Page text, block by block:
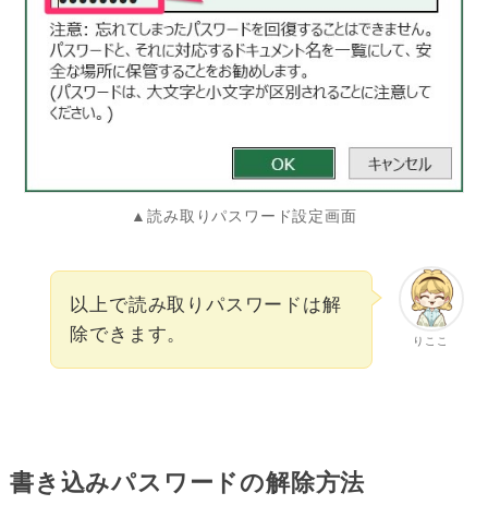
▲読み取りパスワード設定画面
りここ
以上で読み取りパスワードは解
除できます。
書き込みパスワードの解除方法